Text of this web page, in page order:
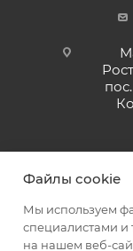
Файлы cookie
Мы используем
специалистами и
на нашем веб-